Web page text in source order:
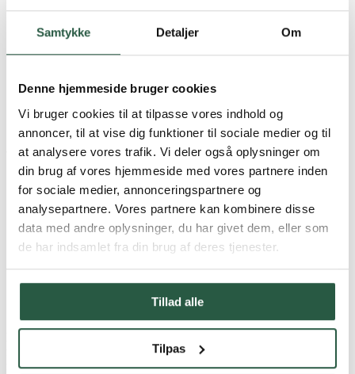
Samtykke Detaljer Om
Denne hjemmeside bruger cookies
Vi bruger cookies til at tilpasse vores indhold og
annoncer, til at vise dig funktioner til sociale medier og til
at analysere vores trafik. Vi deler også oplysninger om
din brug af vores hjemmeside med vores partnere inden
for sociale medier, annonceringspartnere og
analysepartnere. Vores partnere kan kombinere disse
data med andre oplysninger, du har givet dem, eller som
de har indsamlet fra din brug af deres tjenester.
Tillad alle
Tilpas
Branche
Vindmølleservice
Skimmelsvamp i vindmøller
forsegling af skimmelsvamp i bygninger, konstruktioner og
fundamenter.